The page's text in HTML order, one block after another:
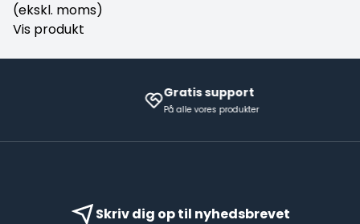
(ekskl. moms)
Vis produkt
Gratis support
På alle vores produkter
Skriv dig op til nyhedsbrevet